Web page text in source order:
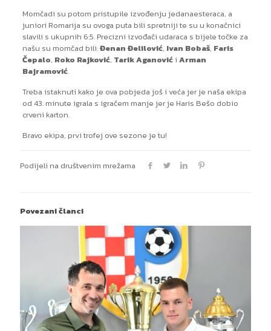
Momčadi su potom pristupile izvođenju jedanaesteraca, a
juniori Romarija su ovoga puta bili spretniji te su u konačnici
slavili s ukupnih 6:5. Precizni izvođači udaraca s bijele točke za
našu su momčad bili:Đenan Đelilović, Ivan Bobaš, Faris
Čepalo, Roko Rajković, Tarik Aganović i Arman
Bajramović.
Treba istaknuti kako je ova pobjeda još i veća jer je naša ekipa
od 43. minute igrala s igračem manje jer je Haris Bešo dobio
crveni karton.
Bravo ekipa, prvi trofej ove sezone je tu!
Podijeli na društvenim mrežama
Povezani članci